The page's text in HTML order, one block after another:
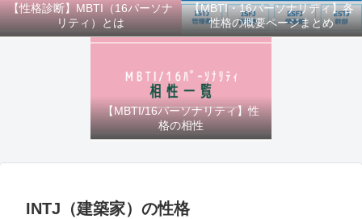
【性格診断】MBTI（16パーソナ
リティ）とは
【MBTI・16パーソナリティ】各
性格の概要ページまとめ
【MBTI/16パーソナリティ】性
格の相性
INTJ（建築家）の性格